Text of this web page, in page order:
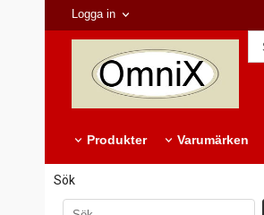
Logga in
Produkter Varumärken
Sök